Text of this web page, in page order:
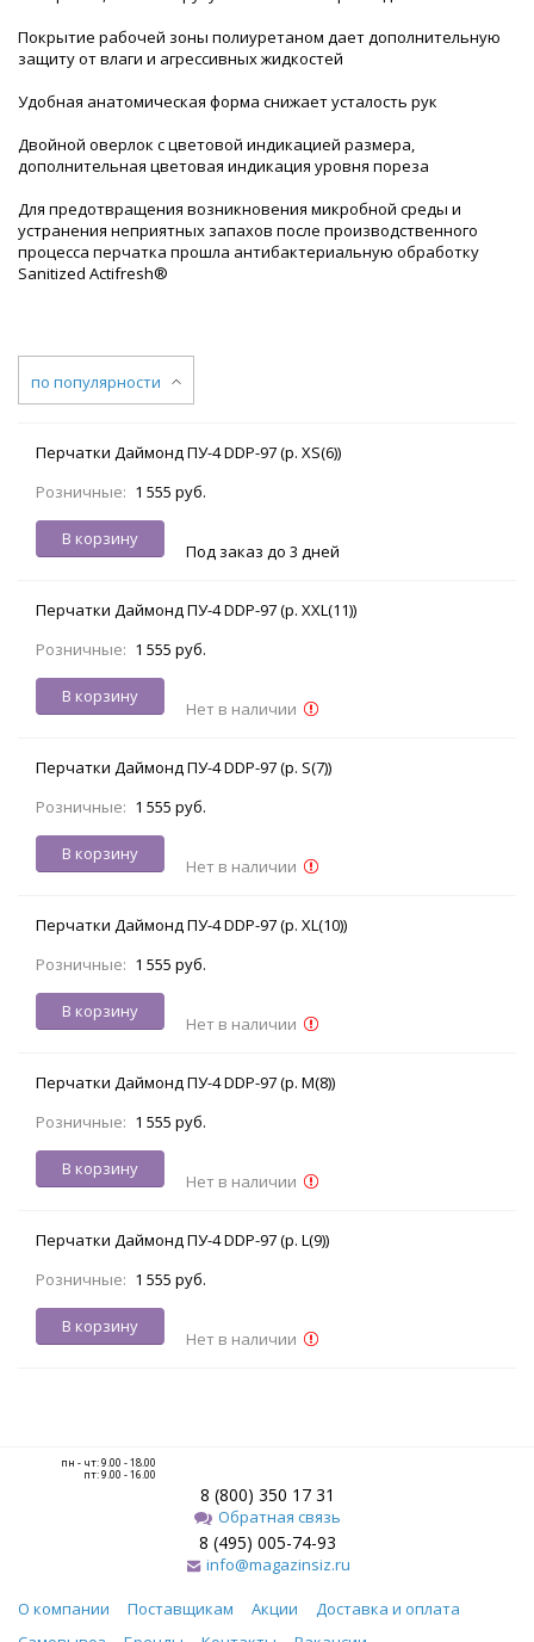
Покрытие рабочей зоны полиуретаном дает дополнительную
защиту от влаги и агрессивных жидкостей
Удобная анатомическая форма снижает усталость рук
Двойной оверлок с цветовой индикацией размера,
дополнительная цветовая индикация уровня пореза
Для предотвращения возникновения микробной среды и
устранения неприятных запахов после производственного
процесса перчатка прошла антибактериальную обработку
Sanitized Actifresh®
по популярности
Перчатки Даймонд ПУ-4 DDP-97 (р. XS(6))
Розничные: 1 555 руб.
В корзину
Под заказ до 3 дней
Перчатки Даймонд ПУ-4 DDP-97 (р. XXL(11))
Розничные: 1 555 руб.
В корзину
Нет в наличии
Перчатки Даймонд ПУ-4 DDP-97 (р. S(7))
Розничные: 1 555 руб.
В корзину
Нет в наличии
Перчатки Даймонд ПУ-4 DDP-97 (р. XL(10))
Розничные: 1 555 руб.
В корзину
Нет в наличии
Перчатки Даймонд ПУ-4 DDP-97 (р. M(8))
Розничные: 1 555 руб.
В корзину
Нет в наличии
Перчатки Даймонд ПУ-4 DDP-97 (р. L(9))
Розничные: 1 555 руб.
В корзину
Нет в наличии
пн - чт: 9.00 - 18.00
пт: 9.00 - 16.00
8 (800) 350 17 31
Обратная связь
8 (495) 005-74-93
info@magazinsiz.ru
О компании Поставщикам Акции
Доставка и оплата